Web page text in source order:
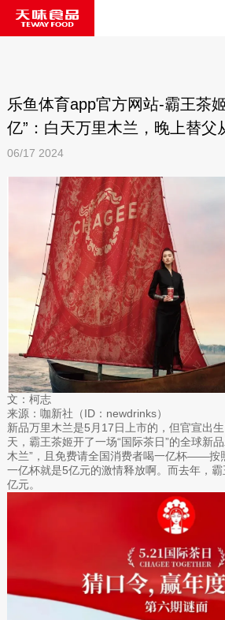
乐鱼体育app官方网站-霸王茶
亿”：白天万里木兰，晚上替父
06/17 2024
文：柯志
来源：咖新社（ID：newdrinks）
新品万里木兰是5月17日上市的，但官宣出
天，霸王茶姬开了一场“国际茶日”的全球新
木兰”，且免费请全国消费者喝一亿杯——按
一亿杯就是5亿元的激情释放啊。而去年，
亿元。